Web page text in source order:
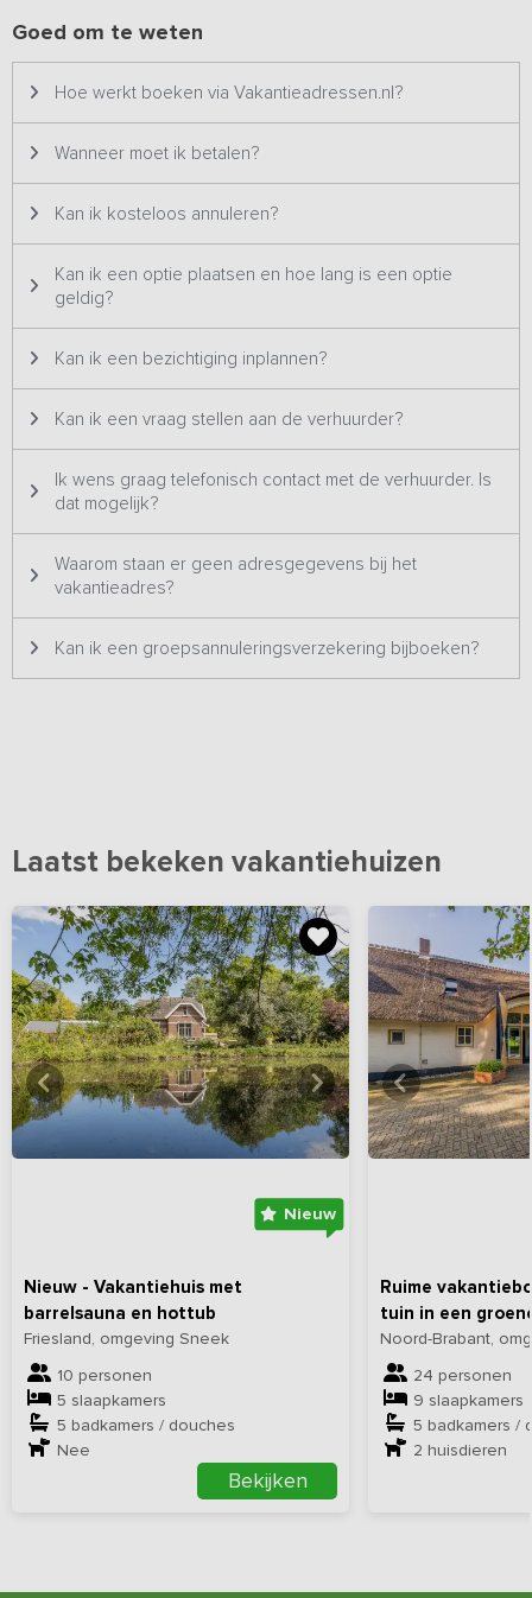
zonder elkaar in de weg te zitten. Hier word je wakker met uitzicht
Buiten
Rondom het huis liggenverschillende terrassen en een grote
weidedie overloopt in het Drentse landschap. Hier kun je
ontbijten in de zon, samen buiten eten of gewoon even niets
in de vroege ochtend . De ligging in de regio maakt dit huis een
ideale uitvalsbasis voor wandelingen, fietstochten en het
ontdekken van Drenthe. Na een dag buiten kom je hier thuis, met
ruimte voor iedereen, binnen én buiten.
Goed om te weten
Hoe werkt boeken via Vakantieadressen.nl?
Wanneer moet ik betalen?
Kan ik kosteloos annuleren?
Kan ik een optie plaatsen en hoe lang is een optie
geldig?
Kan ik een bezichtiging inplannen?
Kan ik een vraag stellen aan de verhuurder?
Ik wens graag telefonisch contact met de verhuurder. Is
dat mogelijk?
Waarom staan er geen adresgegevens bij het
vakantieadres?
Kan ik een groepsannuleringsverzekering bijboeken?
Laatst bekeken vakantiehuizen
Nieuw
Nieuw - Vakantiehuis met
barrelsauna en hottub
Friesland, omgeving Sneek
10 personen
5 slaapkamers
5 badkamers / douches
Nee
Bekijken
Bekijkhieralle foto's
Ruime
tuin in een
Noord-Brabant,
24 personen
9 slaapkamers
5 badkamers /
2 huisdieren
Bekijk